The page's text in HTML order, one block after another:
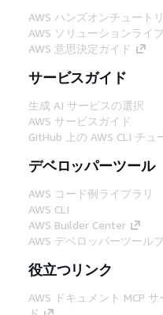
AWS ハンズオンチュート
AWS ソリューションライ
AWS 意思決定ガイド
サービスガイド
生成 AI サービスの選択
AWS サービスガイド
GitHub 上の AWS CLI チュ
デベロッパーツール
AWS コード例ライブラリ
AWS CLI
AWS Builder Center
AWS デベロッパーツール
役立つリンク
AWS ドキュメント MCP